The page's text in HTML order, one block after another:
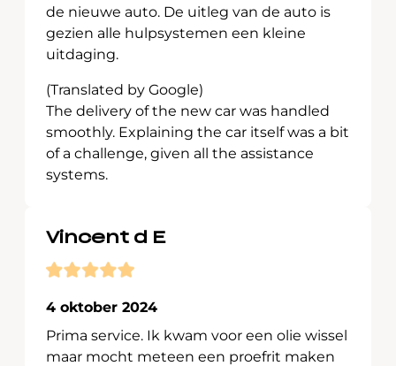
de nieuwe auto. De uitleg van de auto is
gezien alle hulpsystemen een kleine
uitdaging.
(Translated by Google)
The delivery of the new car was handled
smoothly. Explaining the car itself was a bit
of a challenge, given all the assistance
systems.
Vincent d E
4 oktober 2024
Prima service. Ik kwam voor een olie wissel
maar mocht meteen een proefrit maken